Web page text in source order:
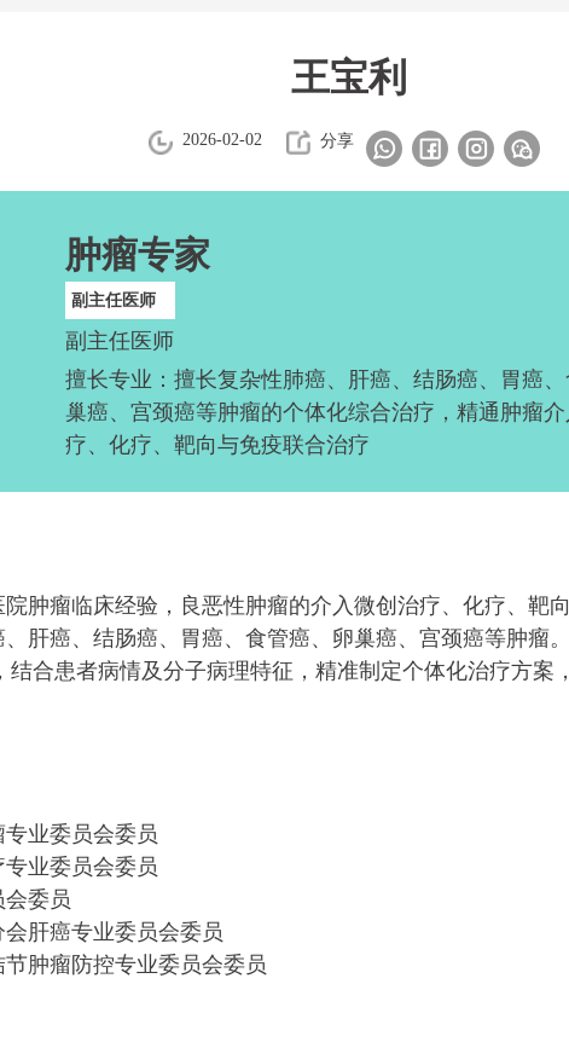
王宝利
2026-02-02 分享
肿瘤专家
副主任医师
副主任医师
擅长专业：擅长复杂性肺癌、肝癌、结肠癌、胃癌
巢癌、宫颈癌等肿瘤的个体化综合治疗，精通肿瘤
疗、化疗、靶向与免疫联合治疗
肿瘤临床经验，良恶性肿瘤的介入微创治疗、化疗、靶
肝癌、结肠癌、胃癌、食管癌、卵巢癌、宫颈癌等肿瘤
结合患者病情及分子病理特征，精准制定个体化治疗方案
业委员会委员
业委员会委员
委员
肝癌专业委员会委员
肿瘤防控专业委员会委员